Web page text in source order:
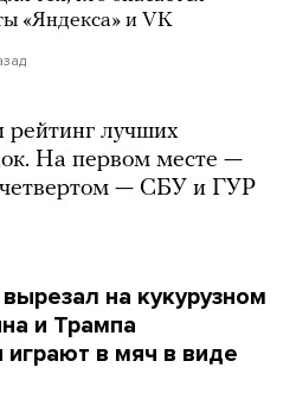
«Яндекса» и VK
рейтинг лучших
На первом месте —
четвертом — СБУ и ГУР
на кукурузном
и Трампа
играют в мяч в виде